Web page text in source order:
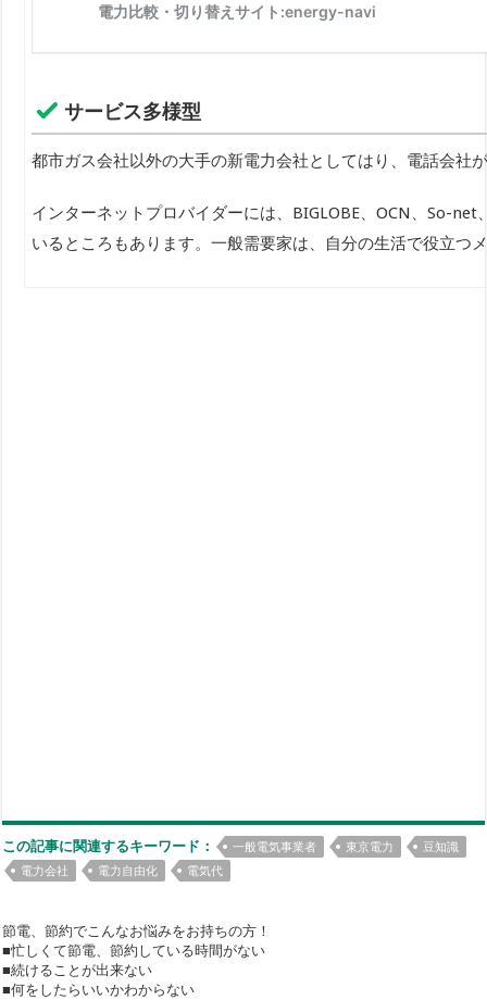
サービス多様型
都市ガス会社以外の大手の新電力会社としてはり、電話会社
インターネットプロバイダーには、BIGLOBE、OCN、So-
いるところもあります。一般需要家は、自分の生活で役立つ
この記事に関連するキーワード： 一般電気事業者 東京電力
豆知識
電力会社
電力自由化 電気代
節電、節約でこんなお悩みをお持ちの方！
■忙しくて節電、節約している時間がない
■続けることが出来ない
■何をしたらいいかわからない